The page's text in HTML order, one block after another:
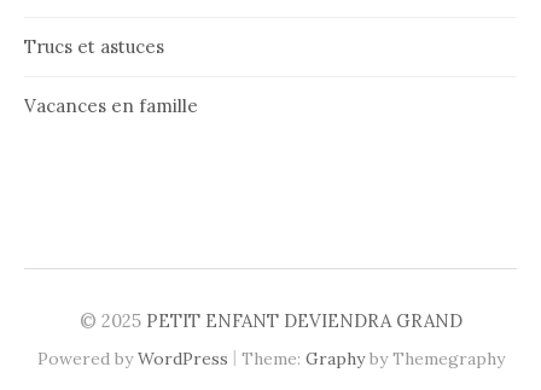
Trucs et astuces
Vacances en famille
© 2025 PETIT ENFANT DEVIENDRA GRAND
Powered byWordPress | Theme: Graphyby Themegraphy